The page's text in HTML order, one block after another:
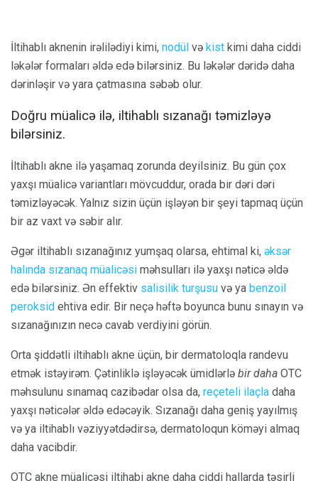
İltihablı aknenin irəlilədiyi kimi, nodül və kist kimi daha ciddi
ləkələr formaları əldə edə bilərsiniz. Bu ləkələr dəridə daha
dərinləşir və yara çatmasına səbəb olur.
Doğru müalicə ilə, iltihablı sızanağı təmizləyə
bilərsiniz.
İltihablı akne ilə yaşamaq zorunda deyilsiniz. Bu gün çox
yaxşı müalicə variantları mövcuddur, orada bir dəri dəri
təmizləyəcək. Yalnız sizin üçün işləyən bir şeyi tapmaq üçün
bir az vaxt və səbir alır.
Əgər iltihablı sızanağınız yumşaq olarsa, ehtimal ki, əksər
halında sızanaq müalicəsi məhsulları ilə yaxşı nəticə əldə
edə bilərsiniz. Ən effektiv salisilik turşusu və ya benzoil
peroksid ehtiva edir. Bir neçə həftə boyunca bunu sınayın və
sızanağınızın necə cavab verdiyini görün.
Orta şiddətli iltihablı akne üçün, bir dermatoloqla randevu
etmək istəyirəm. Çətinliklə işləyəcək ümidlərlə bir daha OTC
məhsulunu sınamaq cazibədar olsa da, reçeteli ilaçla daha
yaxşı nəticələr əldə edəcəyik. Sızanağı daha geniş yayılmış
və ya iltihablı vəziyyətdədirsə, dermatoloqun köməyi almaq
daha vacibdir.
OTC akne müalicəsi iltihabi akne daha ciddi hallarda təsirli